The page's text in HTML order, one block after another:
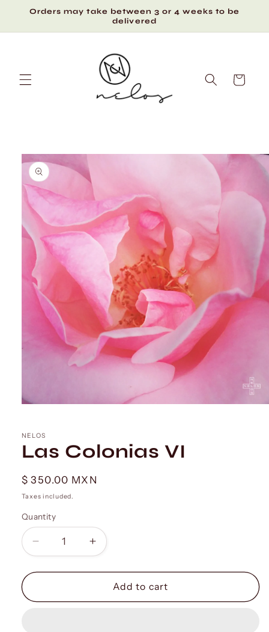
Skip to
Orders may take between 3 or 4 weeks to be
delivered
Cart
Skip to
product
information
in
modal
NELOS
Las Colonias VI
Regular
price
$ 350.00 MXN
Taxes included.
Quantity
Decrease
quantity
for
Colonias
Increase
quantity
for
Colonias
Add to cart